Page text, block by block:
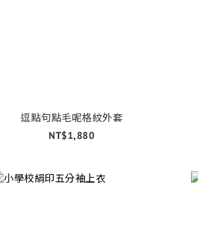
逗點句點毛呢格紋外套
NT$1,880